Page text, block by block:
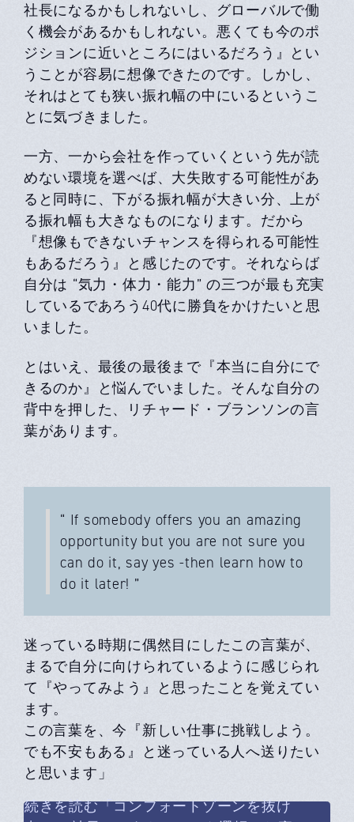
社長になるかもしれないし、グローバルで働
く機会があるかもしれない。悪くても今のポ
ジションに近いところにはいるだろう』とい
うことが容易に想像できたのです。しかし、
それはとても狭い振れ幅の中にいるというこ
とに気づきました。
一方、一から会社を作っていくという先が読
めない環境を選べば、大失敗する可能性があ
ると同時に、下がる振れ幅が大きい分、上が
る振れ幅も大きなものになります。だから
『想像もできないチャンスを得られる可能性
もあるだろう』と感じたのです。それならば
自分は “気力・体力・能力” の三つが最も充実
しているであろう40代に勝負をかけたいと思
いました。
とはいえ、最後の最後まで『本当に自分にで
きるのか』と悩んでいました。そんな自分の
背中を押した、リチャード・ブランソンの言
葉があります。
“ If somebody offers you an amazing
opportunity but you are not sure you
can do it, say yes -then learn how to
do it later! ”
迷っている時期に偶然目にしたこの言葉が、
まるで自分に向けられているように感じられ
て『やってみよう』と思ったことを覚えてい
ます。
この言葉を、今『新しい仕事に挑戦しよう。
でも不安もある』と迷っている人へ送りたい
と思います」
続きを読む「コンフォートゾーンを抜け